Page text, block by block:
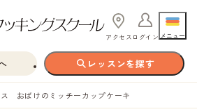
アクセス ログイン メニュー
レッスンを探す
おばけのミッチーカップケーキ